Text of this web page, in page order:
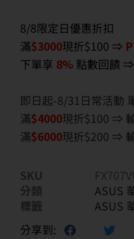
8/8限定日優惠折扣
滿$3000現折$100 ⇒
下單享 8% 點數回饋 ⇒
即日起-8/31日常活動
滿$4000現折$100 ⇒
滿$6000現折$200 ⇒
SKU
分類
ASUS
標籤
ASUS
分享到: